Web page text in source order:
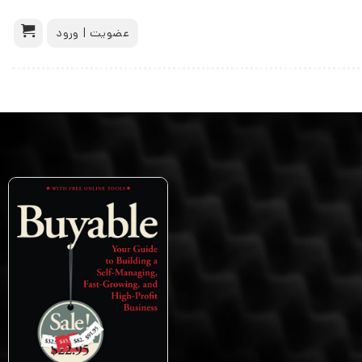
عضویت | ورود